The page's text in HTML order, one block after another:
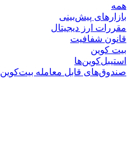
همه
بازارهای پیش‌بینی
مقررات ارز دیجیتال
قانون شفافیت
بیت کوین
استیبل‌کوین‌ها
صندوق‌های قابل معامله بیت‌کوین